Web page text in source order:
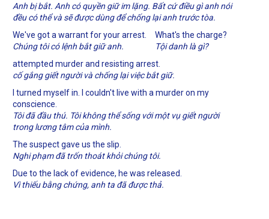
Anh bị bắt. Anh có quyền giữ im lặng. Bất cứ điều gì anh nói
đều có thể và sẽ được dùng để chống lại anh trước tòa.
We've got a warrant for your arrest.
Chúng tôi có lệnh bắt giữ anh.
What's the charge?
Tội danh là gì?
attempted murder and resisting arrest.
cố gắng giết người và chống lại việc bắt giữ.
I turned myself in. I couldn't live with a murder on my
conscience.
Tôi đã đầu thú. Tôi không thể sống với một vụ giết người
trong lương tâm của mình.
The suspect gave us the slip.
Nghi phạm đã trốn thoát khỏi chúng tôi.
Due to the lack of evidence, he was released.
Vì thiếu bằng chứng, anh ta đã được thả.